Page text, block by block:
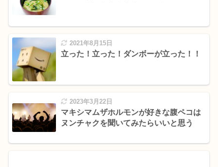
2021年8月15日
立った！立った！ダンボーが立った！！
2023年3月22日
マキシマムザホルモンが好きな腹ペコは
ヌンチャクを聞いてみたらいいと思う